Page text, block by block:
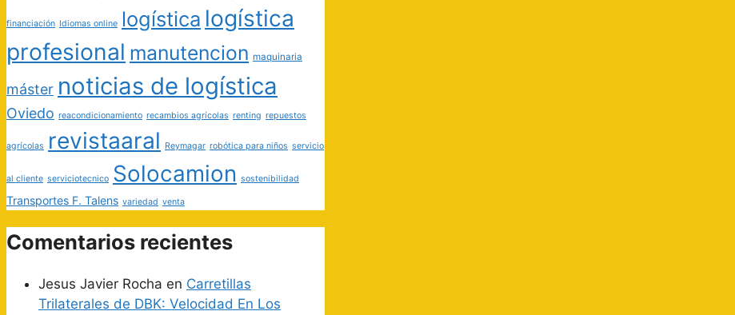
financiación Idiomas online logística logística
profesional manutencion maquinaria
máster noticias de logística
Oviedo reacondicionamiento recambios agrícolas renting repuestos
agrícolas revistaaral Reymagar robótica para niños servicio
al cliente serviciotecnico Solocamion sostenibilidad
Transportes F. Talens variedad venta
Comentarios recientes
Jesus Javier Rocha en Carretillas
Trilaterales de DBK: Velocidad En Los